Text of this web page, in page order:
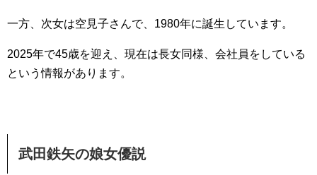
一方、次女は空見子さんで、1980年に誕生しています。
2025年で45歳を迎え、現在は長女同様、会社員をしている
という情報があります。
武田鉄矢の娘女優説